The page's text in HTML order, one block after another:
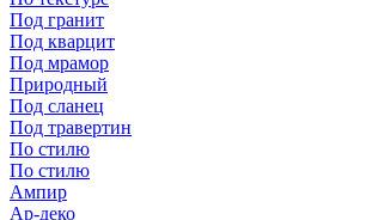
Под гранит
Под кварцит
Под мрамор
Природный
Под сланец
Под травертин
По стилю
По стилю
Ампир
Ар-деко